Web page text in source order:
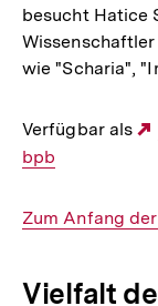
besucht Hatice
wie "Scharia",
Verfügbar als
bpb
Interner
Zum Anfang
Vielfalt